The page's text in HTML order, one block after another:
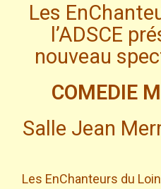
Les
l’ADSCE
nouveau
COMEDIE
Salle Jean
Les EnChanteurs du